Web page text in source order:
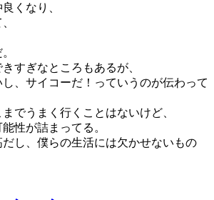
くなり、
すぎなところもあるが、
、サイコーだ！っていうのが伝わって
でうまく行くことはないけど、
性が詰まってる。
し、僕らの生活には欠かせないもの